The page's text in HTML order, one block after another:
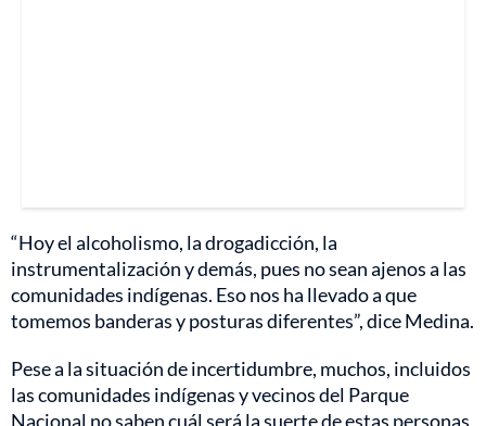
“Hoy el alcoholismo, la drogadicción, la
instrumentalización y demás, pues no sean ajenos a las
comunidades indígenas. Eso nos ha llevado a que
tomemos banderas y posturas diferentes”, dice Medina.
Pese a la situación de incertidumbre, muchos, incluidos
las comunidades indígenas y vecinos del Parque
Nacional no saben cuál será la suerte de estas personas